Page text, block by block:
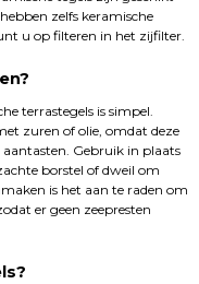
zelfs keramische
u op filteren in het zijfilter.
terrastegels is simpel.
zuren of olie, omdat deze
aantasten. Gebruik in plaats
borstel of dweil om
is het aan te raden om
er geen zeepresten